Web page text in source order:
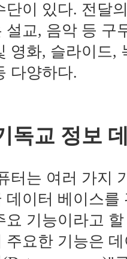
단이 있다. 전달
설교, 음악 등 구
영화, 슬라이드,
다양하다.
독교 정보
터는 여러 가지
데이터 베이스를
요 기능이라고
주요한 기능은